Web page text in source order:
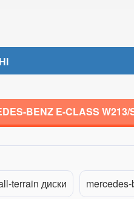
BENZ E-CLASS W213/
terrain диски